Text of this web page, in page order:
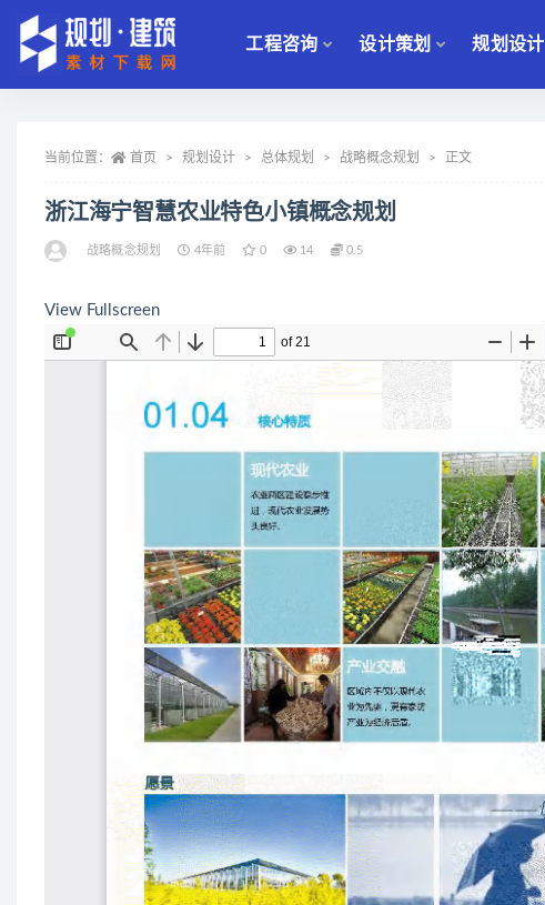
工程咨询 设计策划 规划设计
当前位置： 首页 规划设计 总体规划 战略概念规划 正文
浙江海宁智慧农业特色小镇概念规划
战略概念规划 4年前 0 14 0.5
View Fullscreen